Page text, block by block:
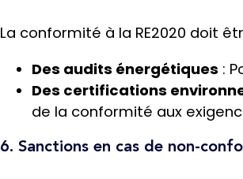
La conformité à la RE2020 doit
Des audits énergétiques :
Des certifications
de la conformité aux
6. Sanctions en cas de non-